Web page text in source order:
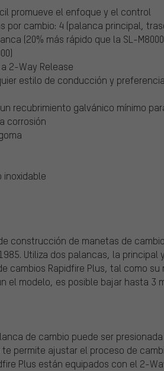
promueve el enfoque y el control
por cambio: 4 (palanca principal,
(20% más rápido que la SL-
2-Way Release
estilo de conducción y
recubrimiento galvánico mínimo
corrosión
construcción de manetas de
Utiliza dos palancas, la principal
cambios Rapidfire Plus, tal como
el modelo, es posible bajar hasta 3
de cambio puede ser
permite ajustar el proceso de
Plus están equipados con el 2-